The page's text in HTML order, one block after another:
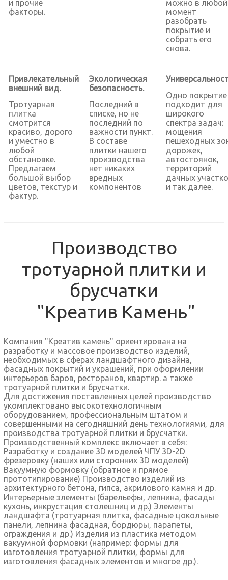
и прочие
факторы.
можно в любой
момент
разобрать
покрытие и
собрать его
снова.
Привлекательный
внешний вид.
Тротуарная
плитка
смотрится
красиво, дорого
и уместно в
любой
обстановке.
Предлагаем
большой выбор
цветов, текстур и
фактур.
Экологическая
безопасность.
Последний в
списке, но не
последний по
важности пункт.
В составе
плитки нашего
производства
нет никаких
вредных
компонентов
Одно покрытие
подходит для
широкого
спектра задач:
мощения
пешеходных
дорожек,
автостоянок,
территорий
дачных
и так далее.
Производство
тротуарной плитки и
брусчатки
"Креатив Камень"
Компания "Креатив камень" ориентирована на
разработку и массовое производство изделий,
необходимых в сферах ландшафтного дизайна,
фасадных покрытий и украшений, при оформлении
интерьеров баров, ресторанов, квартир. а также
тротуарной плитки и брусчатки.
Для достижения поставленных целей производство
укомплектовано высокотехнологичным
оборудованием, профессиональным штатом и
совершенными на сегодняшний день технологиями, для
производства тротуарной плитки и брусчатки.
Производственный комплекс включает в себя:
Разработку и создание 3D моделей ЧПУ 3D-2D
фрезеровку (наших или сторонних 3D моделей)
Вакуумную формовку (обратное и прямое
прототипирование) Производство изделий из
архитектурного бетона, гипса, акрилового камня и др.
Интерьерные элементы (барельефы, лепнина, фасады
кухонь, инкрустация столешниц и др.) Элементы
ландшафта (тротуарная плитка, фасадные цокольные
панели, лепнина фасадная, бордюры, парапеты,
ограждения и др.) Изделия из пластика методом
вакуумной формовки (например: формы для
изготовления тротуарной плитки, формы для
изготовления фасадных элементов и многое др.).